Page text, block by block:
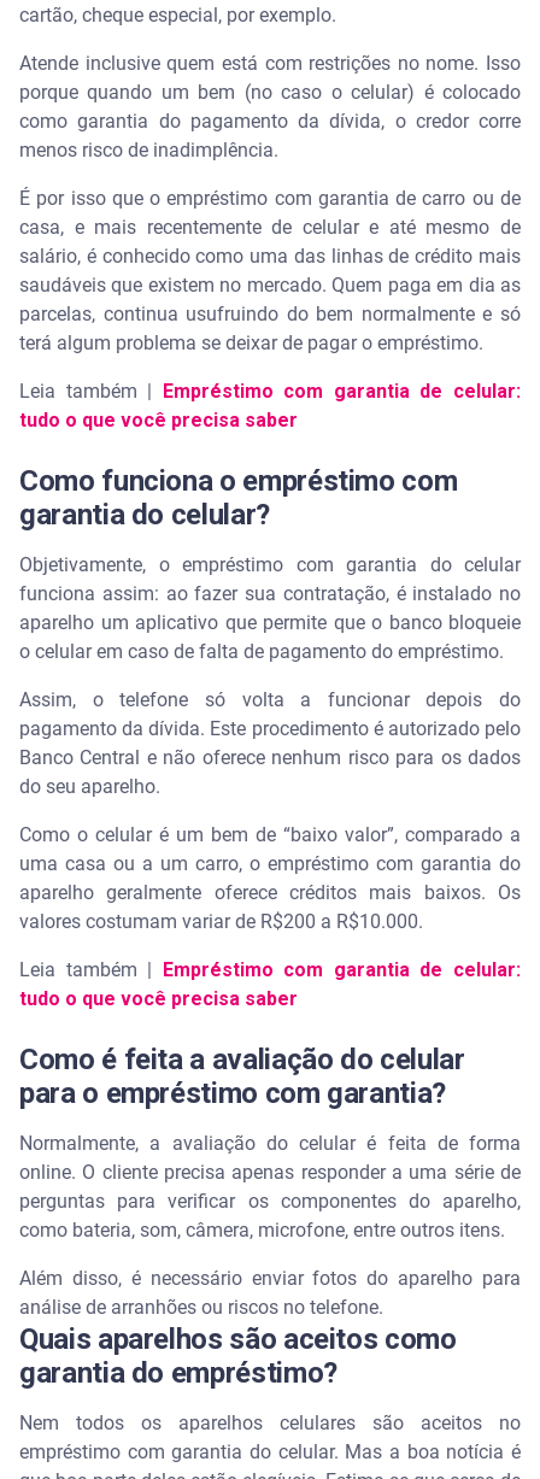
cartão, cheque especial, por exemplo.
Atende inclusive quem está com restrições no nome. Isso
porque quando um bem (no caso o celular) é colocado
como garantia do pagamento da dívida, o credor corre
menos risco de inadimplência.
É por isso que o empréstimo com garantia de carro ou de
casa, e mais recentemente de celular e até mesmo de
salário, é conhecido como uma das linhas de crédito mais
saudáveis que existem no mercado. Quem paga em dia as
parcelas, continua usufruindo do bem normalmente e só
terá algum problema se deixar de pagar o empréstimo.
Leia também |
Empréstimo com garantia de celular:
tudo o que você precisa saber
Como funciona o empréstimo com
garantia do celular?
Objetivamente, o empréstimo com garantia do celular
funciona assim: ao fazer sua contratação, é instalado no
aparelho um aplicativo que permite que o banco bloqueie
o celular em caso de falta de pagamento do empréstimo.
Assim, o telefone só volta a funcionar depois do
pagamento da dívida. Este procedimento é autorizado pelo
Banco Central e não oferece nenhum risco para os dados
do seu aparelho.
Como o celular é um bem de “baixo valor”, comparado a
uma casa ou a um carro, o empréstimo com garantia do
aparelho geralmente oferece créditos mais baixos. Os
valores costumam variar de R$200 a R$10.000.
Leia também |
Empréstimo com garantia de celular:
tudo o que você precisa saber
Como é feita a avaliação do celular
para o empréstimo com garantia?
Normalmente, a avaliação do celular é feita de forma
online. O cliente precisa apenas responder a uma série de
perguntas para verificar os componentes do aparelho,
como bateria, som, câmera, microfone, entre outros itens.
Além disso, é necessário enviar fotos do aparelho para
análise de arranhões ou riscos no telefone.
Quais aparelhos são aceitos como
garantia do empréstimo?
Nem todos os aparelhos celulares são aceitos no
empréstimo com garantia do celular. Mas a boa notícia é